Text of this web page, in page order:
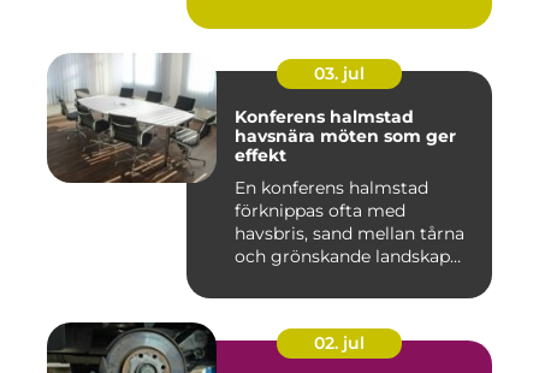
03. jul
Konferens halmstad
havsnära möten som ger
effekt
En konferens halmstad
förknippas ofta med
havsbris, sand mellan tårna
och grönskande landskap
02. jul